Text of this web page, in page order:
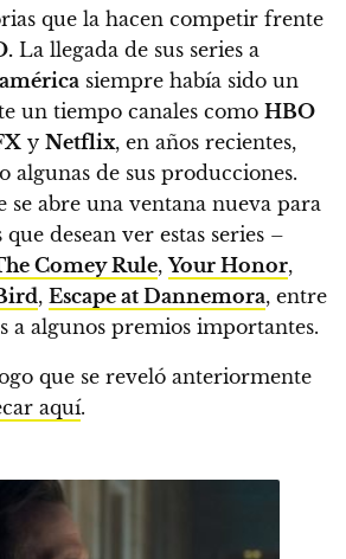
que la hacen competir frente
La llegada de sus series a
siempre había sido un
un tiempo canales como HBO
y Netflix, en años recientes,
algunas de sus producciones.
abre una ventana nueva para
desean ver estas series –
Comey Rule,Your Honor,
, Escape at Dannemora, entre
a algunos premios importantes.
que se reveló anteriormente
aquí.